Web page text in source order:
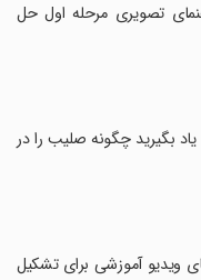
تصویری مرحله اول حل
بگیرید چگونه صلیب را در
ویدیو آموزشی برای تشکیل